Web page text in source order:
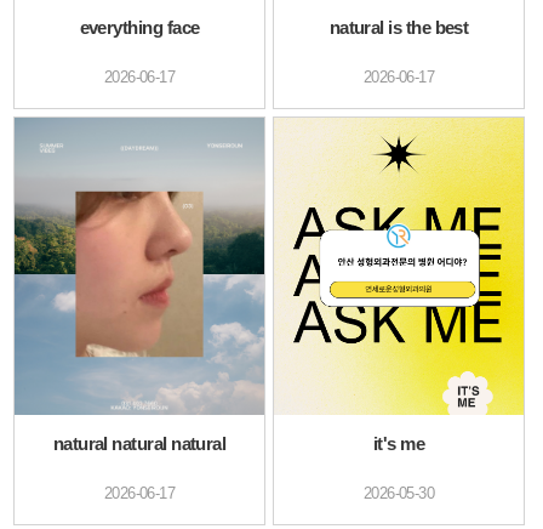
everything face
2026-06-17
natural is the best
2026-06-17
natural natural natural
2026-06-17
it's me
2026-05-30